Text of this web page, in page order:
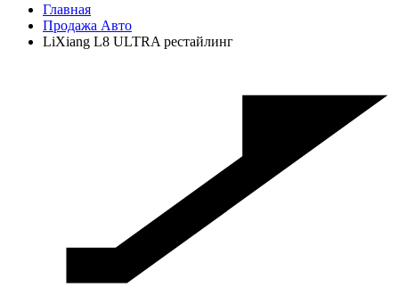
Главная
Продажа Авто
LiXiang L8 ULTRA рестайлинг